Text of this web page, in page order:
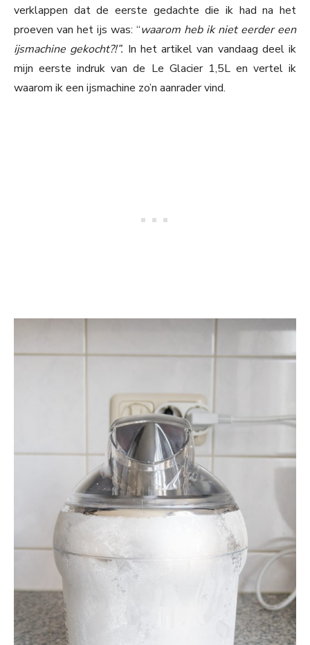
verklappen dat de eerste gedachte die ik had na het
proeven van het ijs was: “waarom heb ik niet eerder een
ijsmachine gekocht?!”. In het artikel van vandaag deel ik
mijn eerste indruk van de Le Glacier 1,5L en vertel ik
waarom ik een ijsmachine zo’n aanrader vind.